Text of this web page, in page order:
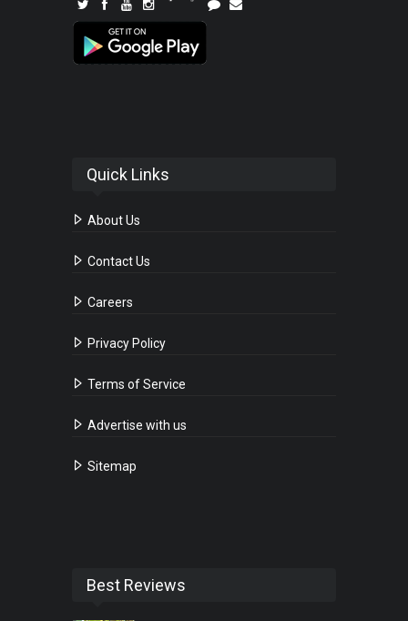
Quick Links
About Us
Contact Us
Careers
Privacy Policy
Terms of Service
Advertise with us
Sitemap
Best Reviews